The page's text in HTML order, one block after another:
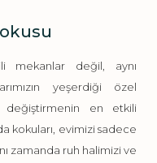
mekanlar değil, aynı
yeşerdiği özel
değiştirmenin en etkili
kokuları, evimizi sadece
zamanda ruh halimizi ve